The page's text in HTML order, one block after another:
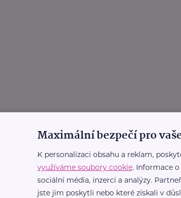
Maximální bezpečí pro
K personalizaci obsahu a reklam,
využíváme soubory cookie. Informace
sociální média, inzerci a analýzy.
jste jim poskytli nebo které získali v